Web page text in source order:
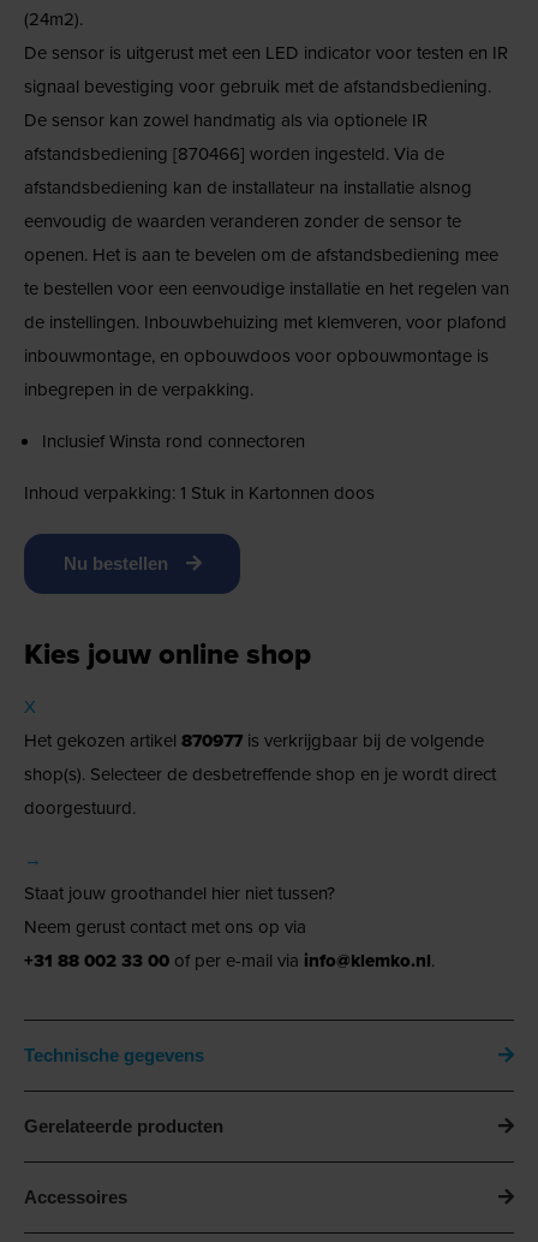
(24m2).
De sensor is uitgerust met een LED indicator voor testen en IR
signaal bevestiging voor gebruik met de afstandsbediening.
De sensor kan zowel handmatig als via optionele IR
afstandsbediening [870466] worden ingesteld. Via de
afstandsbediening kan de installateur na installatie alsnog
eenvoudig de waarden veranderen zonder de sensor te
openen. Het is aan te bevelen om de afstandsbediening mee
te bestellen voor een eenvoudige installatie en het regelen van
de instellingen. Inbouwbehuizing met klemveren, voor plafond
inbouwmontage, en opbouwdoos voor opbouwmontage is
inbegrepen in de verpakking.
Inclusief Winsta rond connectoren
Inhoud verpakking: 1 Stuk in Kartonnen doos
Nu bestellen
Kies jouw online shop
X
Het gekozen artikel 870977 is verkrijgbaar bij de volgende
shop(s). Selecteer de desbetreffende shop en je wordt direct
doorgestuurd.
→
Staat jouw groothandel hier niet tussen?
Neem gerust contact met ons op via
+31 88 002 33 00 of per e-mail via info@klemko.nl.
Technische gegevens
Gerelateerde producten
Accessoires